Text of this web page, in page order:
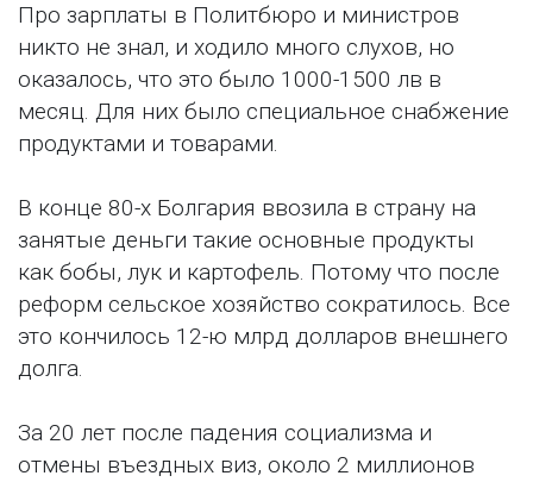
Про зарплаты в Политбюро и министров
никто не знал, и ходило много слухов, но
оказалось, что это было 1000-1500 лв в
месяц. Для них было специальное снабжение
продуктами и товарами.
В конце 80-х Болгария ввозила в страну на
занятые деньги такие основные продукты
как бобы, лук и картофель. Потому что после
реформ сельское хозяйство сократилось. Все
это кончилось 12-ю млрд долларов внешнего
долга.
За 20 лет после падения социализма и
отмены въездных виз, около 2 миллионов